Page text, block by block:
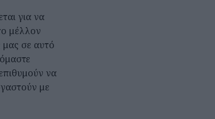
για να
μέλλον
μας σε αυτό
να
με